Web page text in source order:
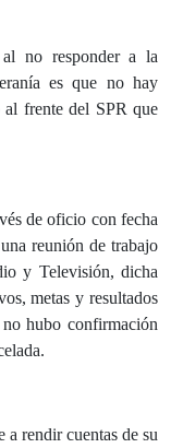
no responder a la
es que no hay
al frente del SPR que
de oficio con fecha
reunión de trabajo
y Televisión, dicha
metas y resultados
hubo confirmación
a rendir cuentas de su